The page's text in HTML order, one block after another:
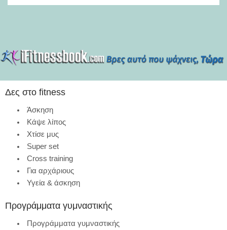
Δες στο fitness
Άσκηση
Κάψε λίπος
Χτίσε μυς
Super set
Cross training
Για αρχάριους
Υγεία & άσκηση
Προγράμματα γυμναστικής
Προγράμματα γυμναστικής